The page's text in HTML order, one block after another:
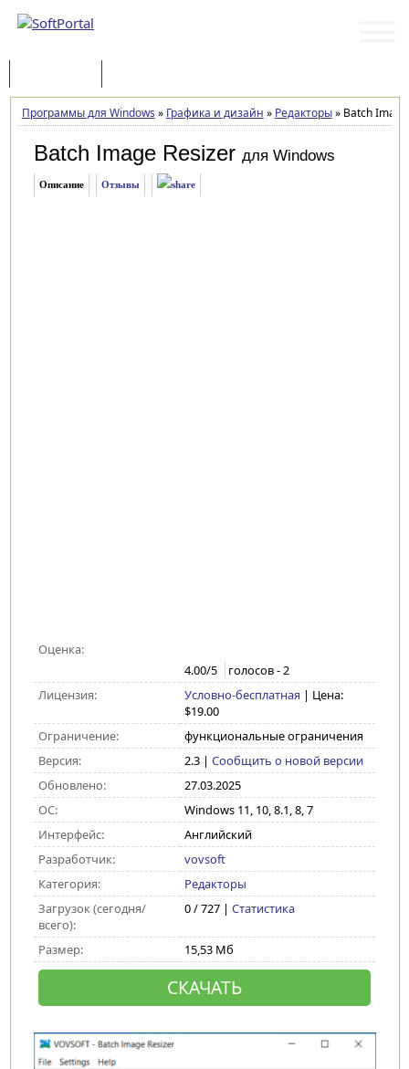
Программы для Windows » Графика и дизайн » Редакторы»Batch Image
Batch Image Resizer для Windows
Описание Отзывы
Оценка:
4.00/5 голосов -2
Лицензия:
Условно-бесплатная | Цена:
$19.00
Ограничение:
функциональные ограничения
Версия:
2.3| Сообщить о новой версии
Обновлено:
27.03.2025
ОС:
Windows 11, 10, 8.1, 8, 7
Интерфейс:
Английский
Разработчик:
vovsoft
Категория:
Редакторы
Загрузок (сегодня/
всего):
0 / 727 | Статистика
Размер: 15,53 Мб
СКАЧАТЬ